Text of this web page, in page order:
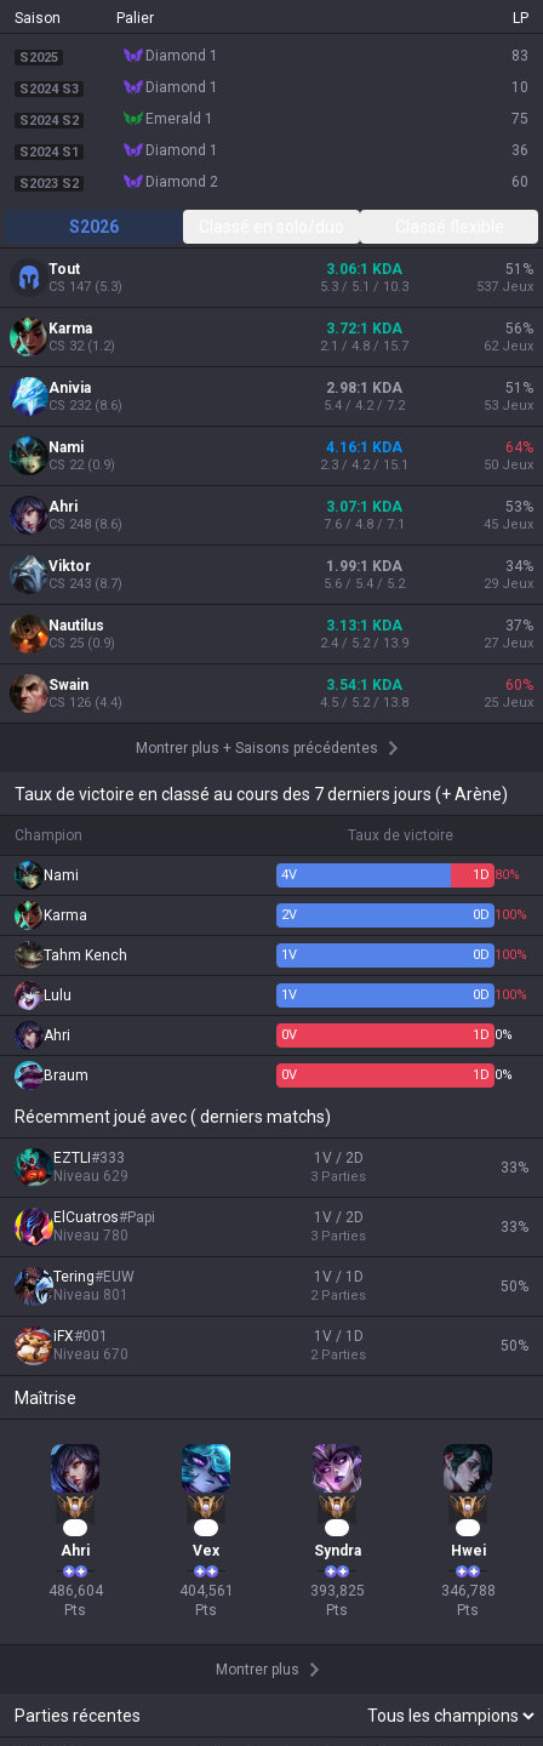
Saison Palier LP
S2025 diamond 1 83
S2024 S3 diamond 1 10
S2024 S2 emerald 1 75
S2024 S1 diamond 1 36
S2023 S2 diamond 2 60
S2026
Tout
CS 147 (5.3)
3.06:1 KDA
5.3 / 5.1 / 10.3
51 %
537 Jeux
Karma
CS 32(1.2)
3.72:1 KDA
2.1 / 4.8 / 15.7
56%
62 Jeux
Anivia
CS 232(8.6)
2.98:1 KDA
5.4 / 4.2 / 7.2
51 %
53 Jeux
Nami
CS 22(0.9)
4.16:1 KDA
2.3 / 4.2 / 15.1
64%
50 Jeux
Ahri
CS 248 (8.6)
3.07:1 KDA
7.6 / 4.8 / 7.1
53%
45 Jeux
Viktor
CS 243 (8.7)
1.99:1 KDA
5.6 / 5.4 / 5.2
34%
29 Jeux
Nautilus
CS 25 (0.9)
3.13:1 KDA
2.4 / 5.2 / 13.9
37%
27 Jeux
Swain
CS 126 (4.4)
3.54:1 KDA
4.5 / 5.2 / 13.8
60%
25 Jeux
Montrer plus + Saisons précédentes
Taux de victoire en classé au cours des 7 derniers jours (+ Arène)
Champion Taux de victoire
Nami 4V 1 D 80%
Karma 2V 0D 100%
Tahm Kench 1V 0D 100%
Lulu 1V 0D 100%
Ahri 0V 1 D 0%
Braum 0V 1 D 0%
Récemment joué avec ( derniers matchs)
EZTLI #333
Niveau 629
1V / 2D
3 Parties
33%
ElCuatros#Papi
Niveau 780
1V / 2D
3 Parties
33%
Tering#EUW
Niveau 801
1V / 1D
2 Parties
50%
iFX#001
Niveau 670
1V / 1D
2 Parties
50%
Maîtrise
Ahri
486,604
Pts
Vex
404,561
Pts
Syndra
393,825
Pts
Hwei
346,788
Pts
Montrer plus
Parties récentes